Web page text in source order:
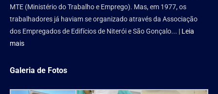
MTE (Ministério do Trabalho e Emprego). Mas, em 1977, os
trabalhadores já haviam se organizado através da Associação
dos Empregados de Edifícios de Niterói e São Gonçalo... | Leia
mais
Galeria de Fotos